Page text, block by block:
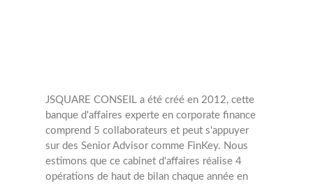
JSQUARE CONSEIL a été créé en 2012, cette
banque d'affaires experte en corporate finance
comprend 5 collaborateurs et peut s'appuyer
sur des Senior Advisor comme FinKey. Nous
estimons que ce cabinet d'affaires réalise 4
opérations de haut de bilan chaque année en